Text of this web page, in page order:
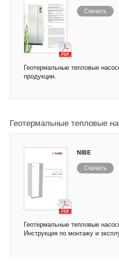
Скачать
Геотермальные тепловые
продукции.
Геотермальные тепловые
NIBE
Скачать
Геотермальные тепловые
Инструкция по монтажу и